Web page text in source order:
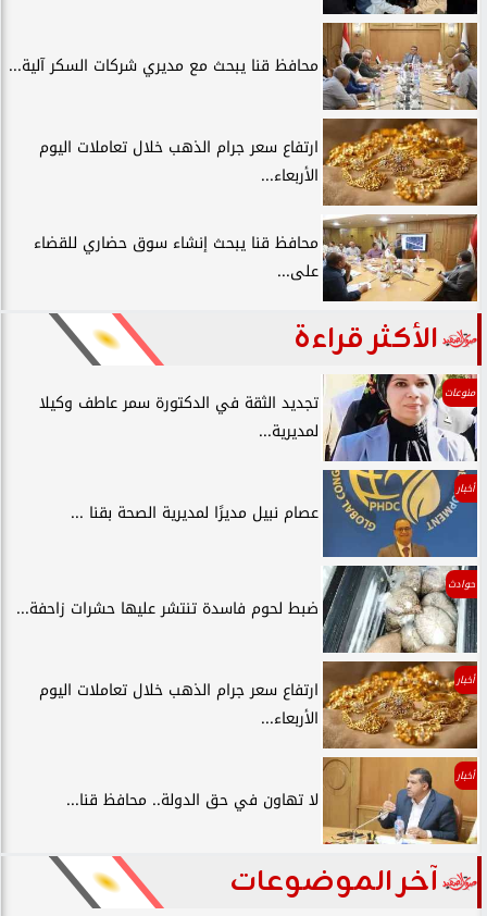
محافظ قنا يبحث مع مديري شركات السكر آلية...
ارتفاع سعر جرام الذهب خلال تعاملات اليوم
الأربعاء...
محافظ قنا يبحث إنشاء سوق حضاري للقضاء
على...
الأكثر قراءة
منوعات
تجديد الثقة في الدكتورة سمر عاطف وكيلا
لمديرية...
أخبار
عصام نبيل مديرًا لمديرية الصحة بقنا ...
حوادث
ضبط لحوم فاسدة تنتشر عليها حشرات زاحفة...
أخبار
ارتفاع سعر جرام الذهب خلال تعاملات اليوم
الأربعاء...
أخبار
لا تهاون في حق الدولة.. محافظ قنا...
آخر الموضوعات